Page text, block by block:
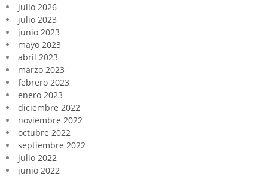
julio 2026
julio 2023
junio 2023
mayo 2023
abril 2023
marzo 2023
febrero 2023
enero 2023
diciembre 2022
noviembre 2022
octubre 2022
septiembre 2022
julio 2022
junio 2022